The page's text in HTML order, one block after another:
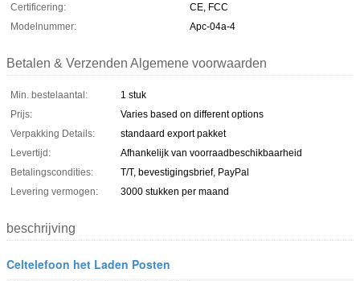
Certificering:
CE, FCC
Modelnummer:
Apc-04a-4
Betalen & Verzenden Algemene voorwaarden
Min. bestelaantal:
1 stuk
Prijs:
Varies based on different options
Verpakking Details:
standaard export pakket
Levertijd:
Afhankelijk van voorraadbeschikbaarheid
Betalingscondities:
T/T, bevestigingsbrief, PayPal
Levering vermogen:
3000 stukken per maand
beschrijving
Celtelefoon het Laden Posten